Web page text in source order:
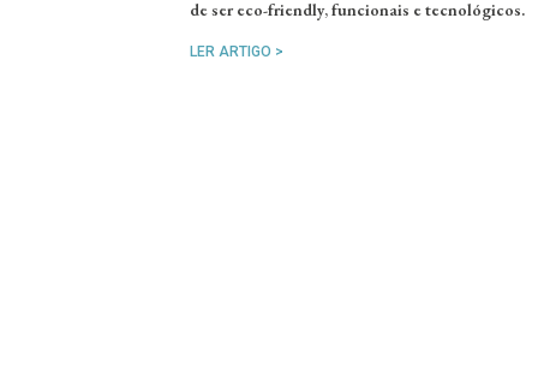
de ser eco-friendly, funcionais e tecnológicos.
LER ARTIGO >